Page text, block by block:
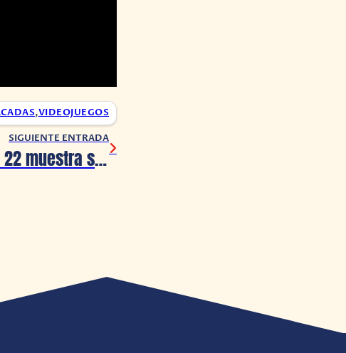
,VIDEOJUEGOS
SIGUIENTE ENTRADA
Madden NFL 22 muestra su fecha de lanzamiento y su nueva portada